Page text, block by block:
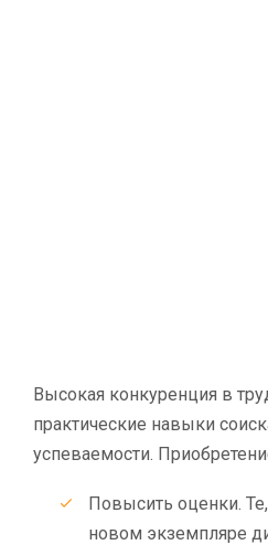
Высокая конкуренция в
практические навыки
успеваемости.
Повысить оценки.
новом экземпляре